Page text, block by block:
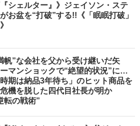
『シェルター』》ジェイソン・ステ
お盆を“打破”する!!《「眠眠打破」
帆”な会社を父から受け継いだ矢
マンショックで“絶望的状況”に…
期は納品3年待ち」のヒット商品を
機を脱した四代目社長が明か
転の戦術”